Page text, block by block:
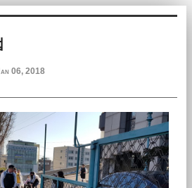
06, 2018
케치북5
스케치북5